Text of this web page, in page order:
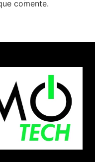
comente.